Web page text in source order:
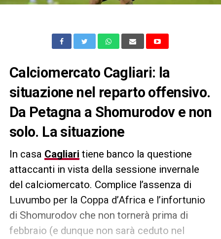
Calciomercato Cagliari: la
situazione nel reparto offensivo.
Da Petagna a Shomurodov e non
solo. La situazione
In casa Cagliari tiene banco la questione
attaccanti in vista della sessione invernale
del calciomercato. Complice l’assenza di
Luvumbo per la Coppa d’Africa e l’infortunio
di Shomurodov che non tornerà prima di
febbraio (e dunque non sarà ceduto nel